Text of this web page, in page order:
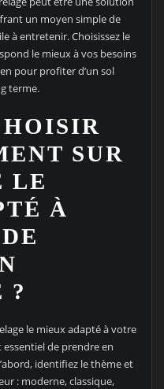
un moyen simple de
à entretenir. Choisissez le
le mieux à vos besoins
pour profiter d’un sol
terme.
SUR
LE
À
?
le mieux adapté à votre
de prendre en
identifiez le thème et
: moderne, classique,